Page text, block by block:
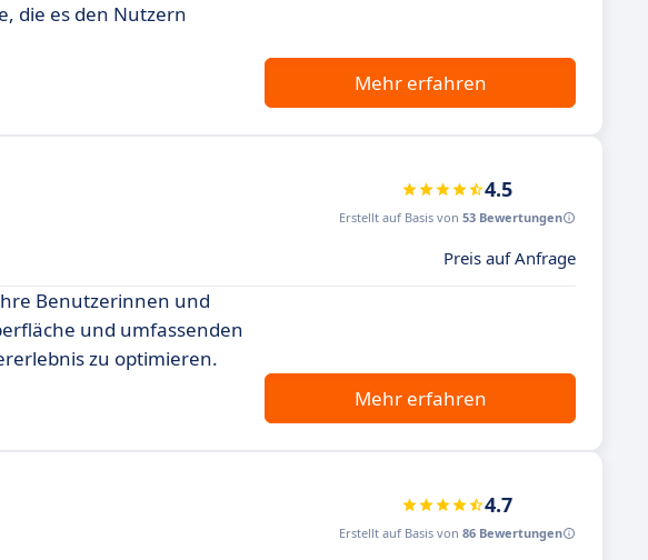
die es den Nutzern
Mehr erfahren
4.5
Erstellt auf Basis von 53 Bewertungen
Preis auf Anfrage
Benutzerinnen und
und umfassenden
zu optimieren.
Mehr erfahren
4.7
Erstellt auf Basis von 86 Bewertungen